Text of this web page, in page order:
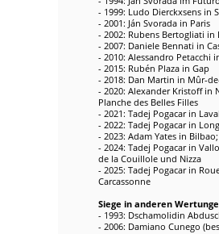
- 1999: Ludo Dierckxsens in
- 2001: Ján Svorada in Paris
- 2002: Rubens Bertogliati in
- 2007: Daniele Bennati in
- 2010: Alessandro Petacchi
- 2015: Rubén Plaza in Gap
- 2018: Dan Martin in Mûr-
- 2020: Alexander Kristoff in
Planche des Belles Filles
- 2021: Tadej Pogacar in
- 2022: Tadej Pogacar in
- 2023: Adam Yates in
- 2024: Tadej Pogacar in
de la Couillole und Nizza
- 2025: Tadej Pogacar in
Carcassonne
Siege in anderen
- 1993: Dschamolidin
- 2006: Damiano Cunego